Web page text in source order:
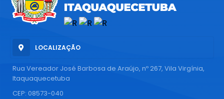
LOCALIZAÇÃO
Rua Vereador José Barbosa de Araújo, nº 267, Vila Virgínia,
Itaquaquecetuba
CEP: 08573-040